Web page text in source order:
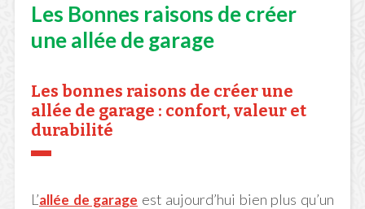
Les Bonnes raisons de créer
une allée de garage
Les bonnes raisons de créer une
allée de garage : confort, valeur et
durabilité
L’allée de garage est aujourd’hui bien plus qu’un